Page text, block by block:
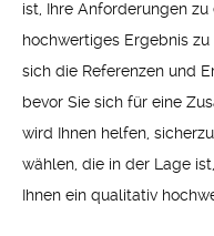
ist, Ihre Anforderungen
hochwertiges Ergebnis
sich die Referenzen und
bevor Sie sich für eine
wird Ihnen helfen,
wählen, die in der Lage
Ihnen ein qualitativ